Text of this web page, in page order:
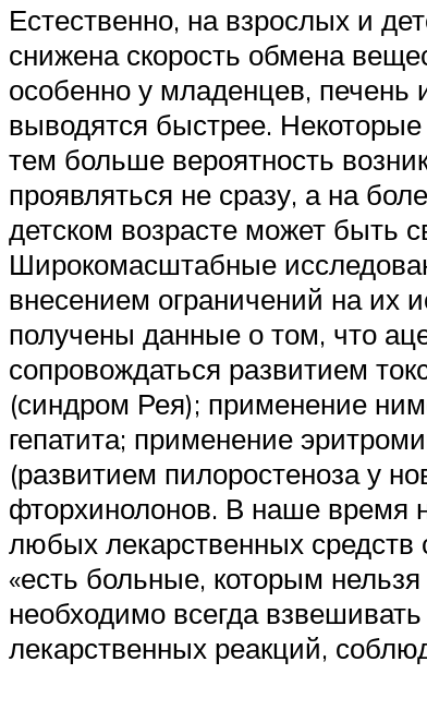
Естественно, на взрослых и
снижена скорость обмена
особенно у младенцев, печень
выводятся быстрее.
тем больше вероятность
проявляться не сразу, а на
детском возрасте может быть
Широкомасштабные
внесением ограничений на их
получены данные о том, что
сопровождаться развитием
(синдром Рея); применение
гепатита; применение
(развитием пилоростеноза у
фторхинолонов. В наше время
любых лекарственных
«есть больные, которым
необходимо всегда
лекарственных реакций,